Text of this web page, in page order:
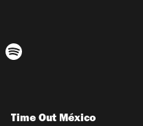
Time Out México